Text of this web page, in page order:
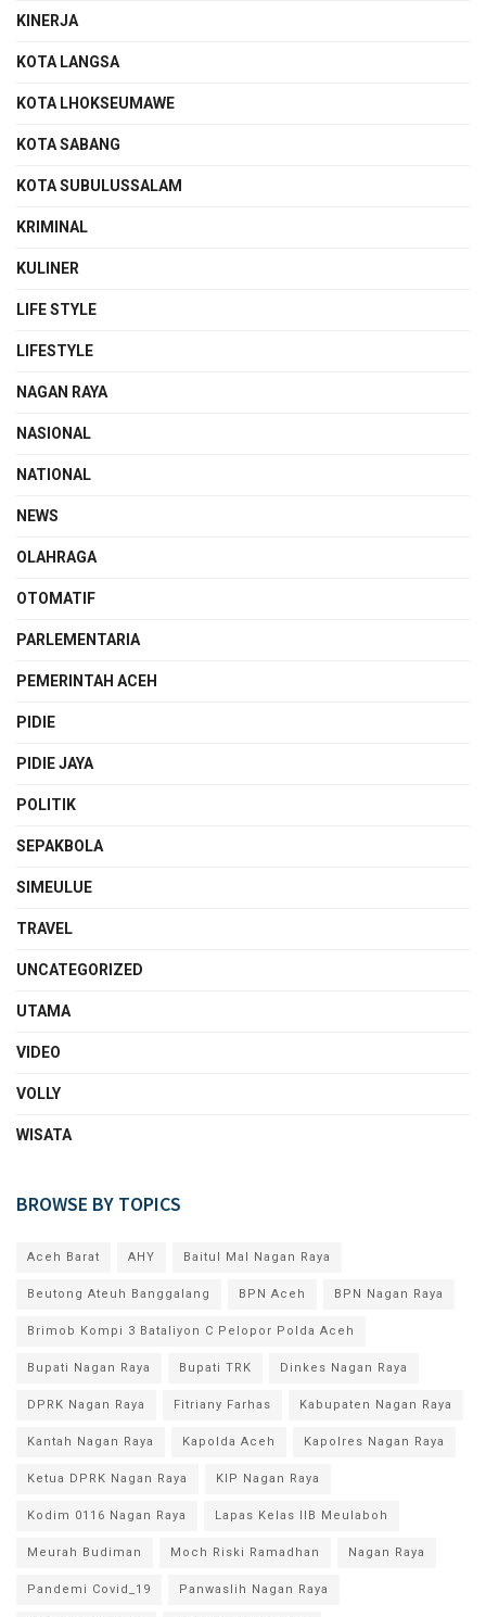
KINERJA
KOTA LANGSA
KOTA LHOKSEUMAWE
KOTA SABANG
KOTA SUBULUSSALAM
KRIMINAL
KULINER
LIFE STYLE
LIFESTYLE
NAGAN RAYA
NASIONAL
NATIONAL
NEWS
OLAHRAGA
OTOMATIF
PARLEMENTARIA
PEMERINTAH ACEH
PIDIE
PIDIE JAYA
POLITIK
SEPAKBOLA
SIMEULUE
TRAVEL
UNCATEGORIZED
UTAMA
VIDEO
VOLLY
WISATA
BROWSE BY TOPICS
Aceh Barat AHY Baitul Mal Nagan Raya
Beutong Ateuh Banggalang BPN Aceh BPN Nagan Raya
Brimob Kompi 3 Bataliyon C Pelopor Polda Aceh
Bupati Nagan Raya Bupati TRK Dinkes Nagan Raya
DPRK Nagan Raya Fitriany Farhas Kabupaten Nagan Raya
Kantah Nagan Raya Kapolda Aceh Kapolres Nagan Raya
Ketua DPRK Nagan Raya KIP Nagan Raya
Kodim 0116 Nagan Raya Lapas Kelas IIB Meulaboh
Meurah Budiman Moch Riski Ramadhan Nagan Raya
Pandemi Covid_19 Panwaslih Nagan Raya